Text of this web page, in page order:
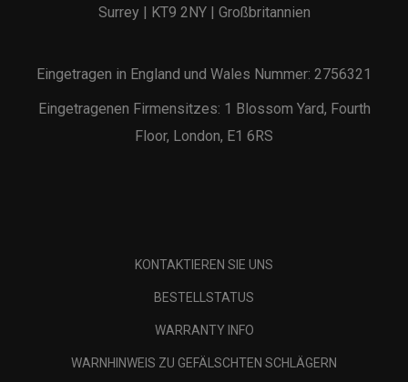
Surrey | KT9 2NY | Großbritannien
Eingetragen in England und Wales Nummer: 2756321
Eingetragenen Firmensitzes: 1 Blossom Yard, Fourth
Floor, London, E1 6RS
KONTAKTIEREN SIE UNS
BESTELLSTATUS
WARRANTY INFO
WARNHINWEIS ZU GEFÄLSCHTEN SCHLÄGERN